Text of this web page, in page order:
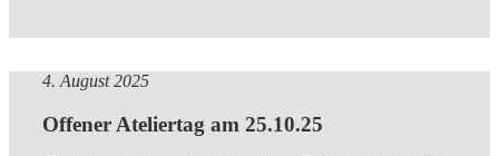
4. August 2025
Offener Ateliertag am 25.10.25